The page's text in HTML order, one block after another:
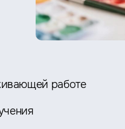
работе